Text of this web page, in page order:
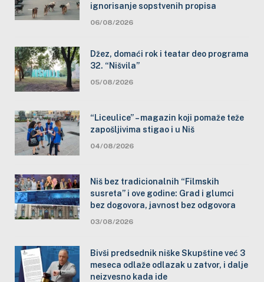
ignorisanje sopstvenih propisa
06/08/2026
Džez, domaći rok i teatar deo programa
32. “Nišvila”
05/08/2026
“Liceulice” – magazin koji pomaže teže
zapošljivima stigao i u Niš
04/08/2026
Niš bez tradicionalnih “Filmskih
susreta” i ove godine: Grad i glumci
bez dogovora, javnost bez odgovora
03/08/2026
Bivši predsednik niške Skupštine već 3
meseca odlaže odlazak u zatvor, i dalje
neizvesno kada ide